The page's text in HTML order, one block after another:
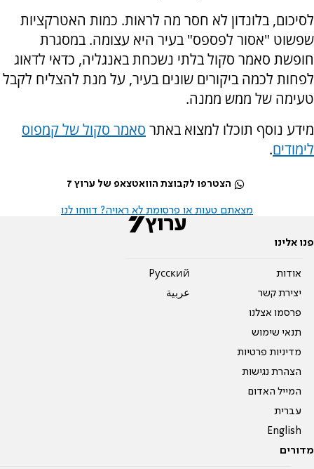
לסיכום, בלונדון לא חסר מה לראות. כמות האטרקציות
שפשוט "אסור לפספס" בעיר היא עצומה. במסגרת
חופשת סאמר סקול בלתי נשכחת באנגליה, כדאי לדאוג
לפחות לכמה ביקורים שונים בעיר, על מנת להצליח לקבל
טעימה של ממש ממנה.
מידע נוסף תוכלו למצוא באתר סאמר סקול של קמפוס
לימודים.
הצטרפו לקבוצת הוואטצאפ של ערוץ 7
מצאתם טעות או פרסומת לא ראויה? דווחו לנו
פנו אלינו
אודות
יצירת קשר
פרסמו אצלנו
תנאי שימוש
מדיניות פרטיות
הצהרת נגישות
המייל האדום
עברית
English
Pусский
عربية
מדורים